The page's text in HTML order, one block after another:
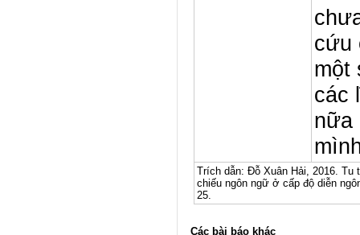
cứu
một
các
nữa
Trích dẫn: Đỗ Xuân Hải, 2016.
chiếu ngôn ngữ ở cấp độ diễn
25.
Các bài báo khác